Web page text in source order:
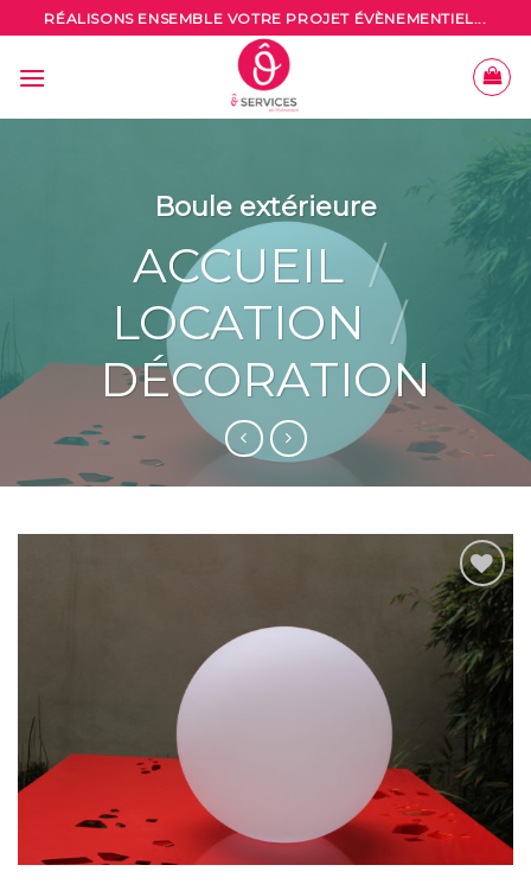
to
content
RÉALISONS ENSEMBLE VOTRE PROJET ÉVÈNEMENTIEL...
Boule extérieure
ACCUEIL /
LOCATION /
DÉCORATION
Ajouter
à la liste
d’envies